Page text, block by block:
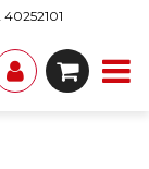
40252101